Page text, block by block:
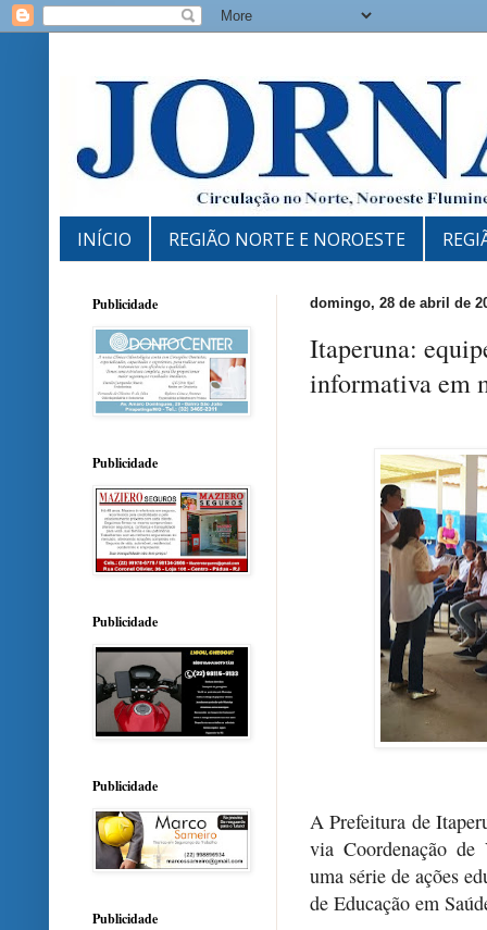
INÍCIO REGIÃO NORTE E NOROESTE
domingo, 28 de abril de
Itaperuna:
informativa em
A Prefeitura de
via Coordenação
uma série de ações
de Educação em
Publicidade
Publicidade
Publicidade
Publicidade
Publicidade